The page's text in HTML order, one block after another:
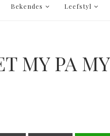
Bekendes Leefstyl
MY PA MY